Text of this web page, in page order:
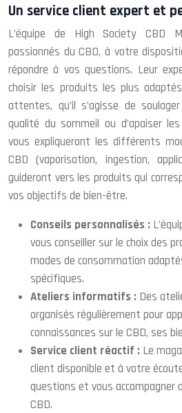
Un service client expert et
L’équipe de High Society CBD
passionnés du CBD, à votre
répondre à vos questions. Leur
choisir les produits les plus
attentes, qu’il s’agisse de
qualité du sommeil ou d’apaiser
vous expliqueront les différents
CBD (vaporisation, ingestion,
guideront vers les produits qui
vos objectifs de bien-être.
Conseils personnalisés :
vous conseiller sur le choix des
modes de consommation
spécifiques.
Ateliers informatifs : Des
organisés régulièrement pour
connaissances sur le CBD, ses
Service client réactif : Le
client disponible et à votre
questions et vous accompagner
CBD.